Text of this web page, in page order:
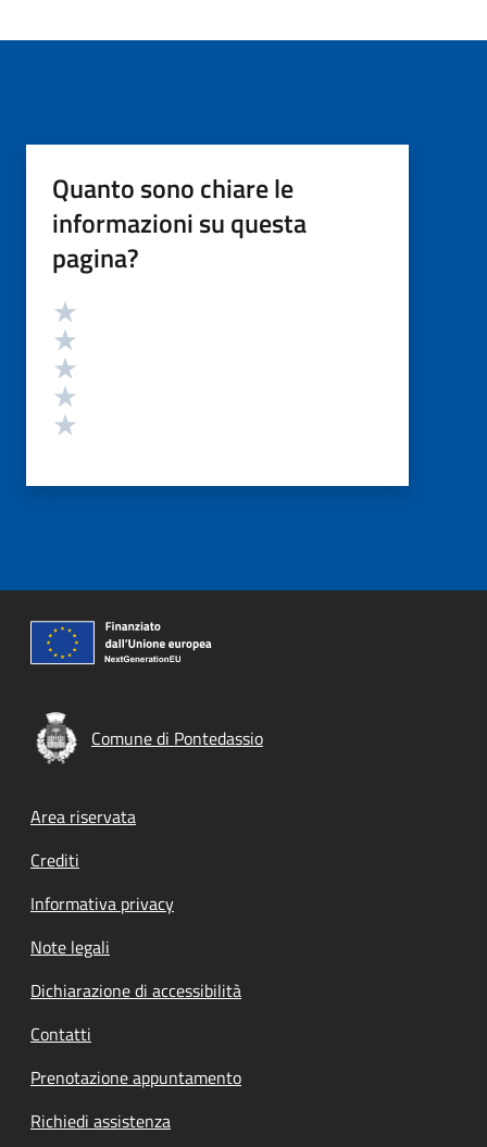
Quanto sono chiare le
informazioni su questa
pagina?
Valutazione
Comune di Pontedassio
Footer menu
Area riservata
Crediti
Informativa privacy
Note legali
Dichiarazione di accessibilità
Contatti
Prenotazione appuntamento
Richiedi assistenza